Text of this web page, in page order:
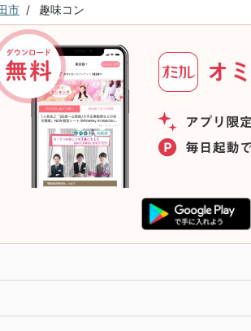
市 趣味コン